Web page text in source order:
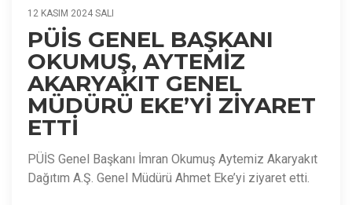
12 KASIM 2024 SALI
PÜİS GENEL BAŞKANI
OKUMUŞ, AYTEMİZ
AKARYAKIT GENEL
MÜDÜRÜ EKE’Yİ ZİYARET
ETTİ
PÜİS Genel Başkanı İmran Okumuş Aytemiz Akaryakıt
Dağıtım A.Ş. Genel Müdürü Ahmet Eke’yi ziyaret etti.